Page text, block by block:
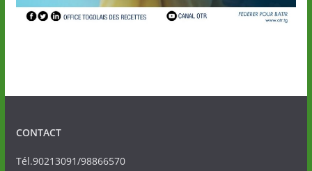
CONTACT
Tél.90213091/98866570